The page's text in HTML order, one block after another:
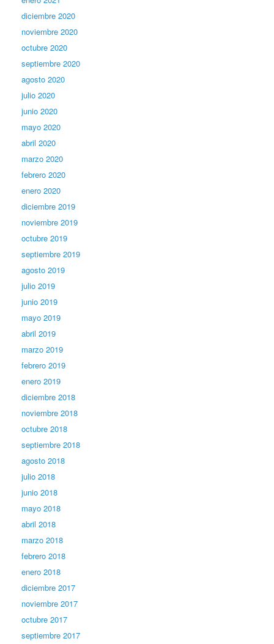
diciembre 2020
noviembre 2020
octubre 2020
septiembre 2020
agosto 2020
julio 2020
junio 2020
mayo 2020
abril 2020
marzo 2020
febrero 2020
enero 2020
diciembre 2019
noviembre 2019
octubre 2019
septiembre 2019
agosto 2019
julio 2019
junio 2019
mayo 2019
abril 2019
marzo 2019
febrero 2019
enero 2019
diciembre 2018
noviembre 2018
octubre 2018
septiembre 2018
agosto 2018
julio 2018
junio 2018
mayo 2018
abril 2018
marzo 2018
febrero 2018
enero 2018
diciembre 2017
noviembre 2017
octubre 2017
septiembre 2017